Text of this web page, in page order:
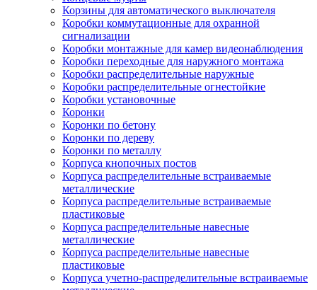
Корзины для автоматического выключателя
Коробки коммутационные для охранной
сигнализации
Коробки монтажные для камер видеонаблюдения
Коробки переходные для наружного монтажа
Коробки распределительные наружные
Коробки распределительные огнестойкие
Коробки установочные
Коронки
Коронки по бетону
Коронки по дереву
Коронки по металлу
Корпуса кнопочных постов
Корпуса распределительные встраиваемые
металлические
Корпуса распределительные встраиваемые
пластиковые
Корпуса распределительные навесные
металлические
Корпуса распределительные навесные
пластиковые
Корпуса учетно-распределительные встраиваемые